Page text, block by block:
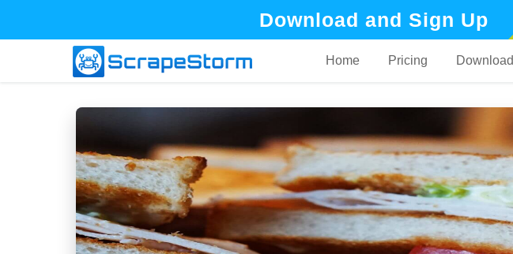
Download and Sign Up
Home Pricing Download